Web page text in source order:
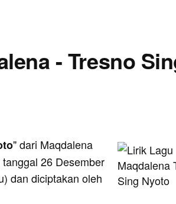
- Tresno
" dari Maqdalena
26 Desember
dan diciptakan oleh